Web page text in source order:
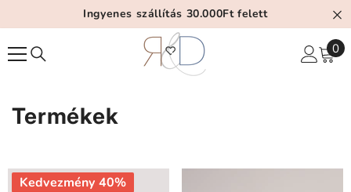
Tartalom ÁtugrásaIngyenes szállítás 30.000Ft felett
0
0
Termékek
Kedvezmény 40%